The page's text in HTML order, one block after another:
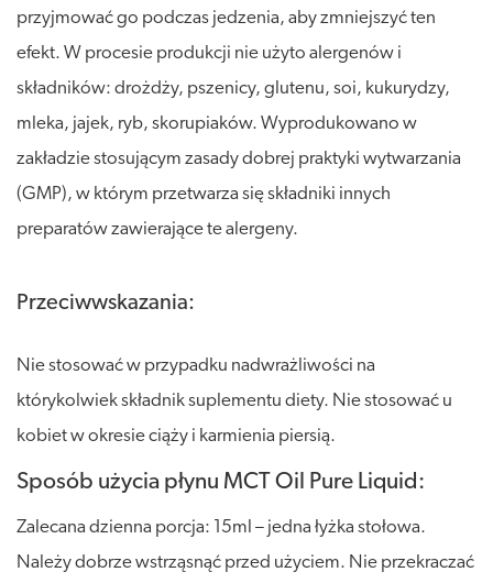
przyjmować go podczas jedzenia, aby zmniejszyć ten
efekt. W procesie produkcji nie użyto alergenów i
składników: drożdży, pszenicy, glutenu, soi, kukurydzy,
mleka, jajek, ryb, skorupiaków. Wyprodukowano w
zakładzie stosującym zasady dobrej praktyki wytwarzania
(GMP), w którym przetwarza się składniki innych
preparatów zawierające te alergeny.
Przeciwwskazania:
Nie stosować w przypadku nadwrażliwości na
którykolwiek składnik suplementu diety. Nie stosować u
kobiet w okresie ciąży i karmienia piersią.
Sposób użycia płynu MCT Oil Pure Liquid:
Zalecana dzienna porcja: 15ml – jedna łyżka stołowa.
Należy dobrze wstrząsnąć przed użyciem. Nie przekraczać